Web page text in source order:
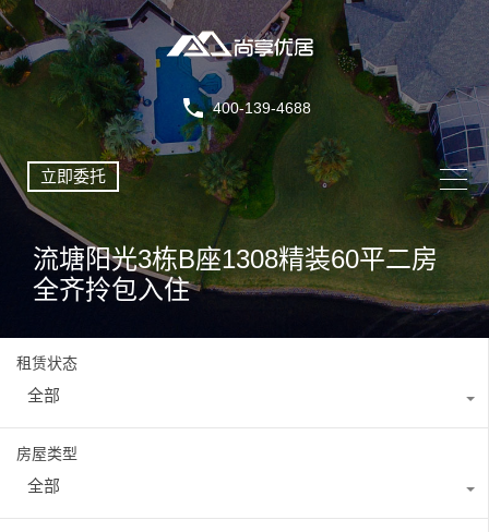
400-139-4688
立即委托
流塘阳光3栋B座1308精装60平二房
全齐拎包入住
租赁状态
全部
房屋类型
全部